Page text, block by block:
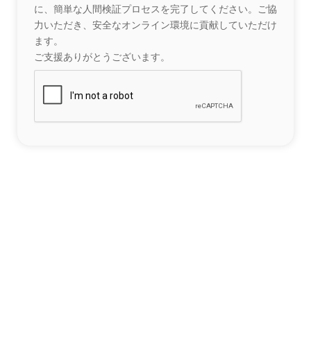
に、簡単な人間検証プロセスを完了してください。ご協
力いただき、安全なオンライン環境に貢献していただけ
ます。
ご支援ありがとうございます。